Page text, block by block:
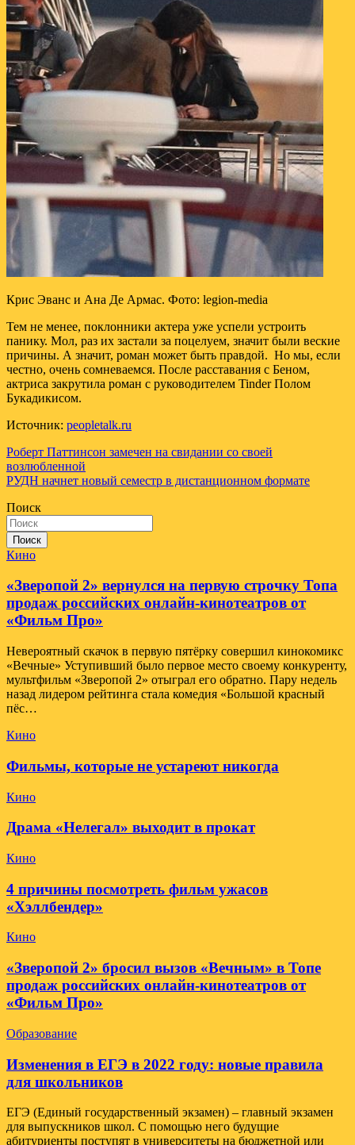
Крис Эванс и Ана Де Армас. Фото: legion-media
Тем не менее, поклонники актера уже успели устроить
панику. Мол, раз их застали за поцелуем, значит были веские
причины. А значит, роман может быть правдой. Но мы, если
честно, очень сомневаемся. После расставания с Беном,
актриса закрутила роман с руководителем Tinder Полом
Букадикисом.
Источник: peopletalk.ru
Навигация
по
Роберт Паттинсон замечен на свидании со своей
возлюбленной
РУДН начнет новый семестр в дистанционном формате
Поиск
Поиск
Кино
«Зверопой 2» вернулся на первую строчку Топа
продаж российских онлайн-кинотеатров от
«Фильм Про»
Невероятный скачок в первую пятёрку совершил кинокомикс
«Вечные» Уступивший было первое место своему конкуренту,
мультфильм «Зверопой 2» отыграл его обратно. Пару недель
назад лидером рейтинга стала комедия «Большой красный
пёс…
Кино
Фильмы, которые не устареют никогда
Кино
Драма «Нелегал» выходит в прокат
Кино
4 причины посмотреть фильм ужасов
«Хэллбендер»
Кино
«Зверопой 2» бросил вызов «Вечным» в Топе
продаж российских онлайн-кинотеатров от
«Фильм Про»
Образование
Изменения в ЕГЭ в 2022 году: новые правила
для школьников
ЕГЭ (Единый государственный экзамен) – главный экзамен
для выпускников школ. С помощью него будущие
абитуриенты поступят в университеты на бюджетной или